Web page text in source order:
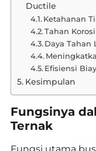
Ductile
Ketahanan
Tahan Korosi
Daya Tahan
Efisiensi
Kesimpulan
Fungsinya
Ternak